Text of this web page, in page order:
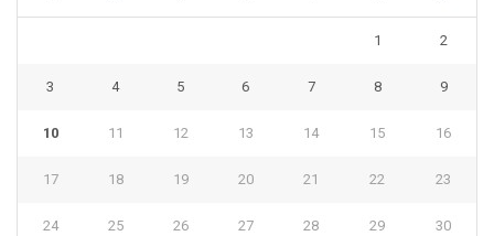
1 2
3 4 5 6 7 8 9
10 11 12 13 14 15 16
17 18 19 20 21 22 23
24 25 26 27 28 29 30